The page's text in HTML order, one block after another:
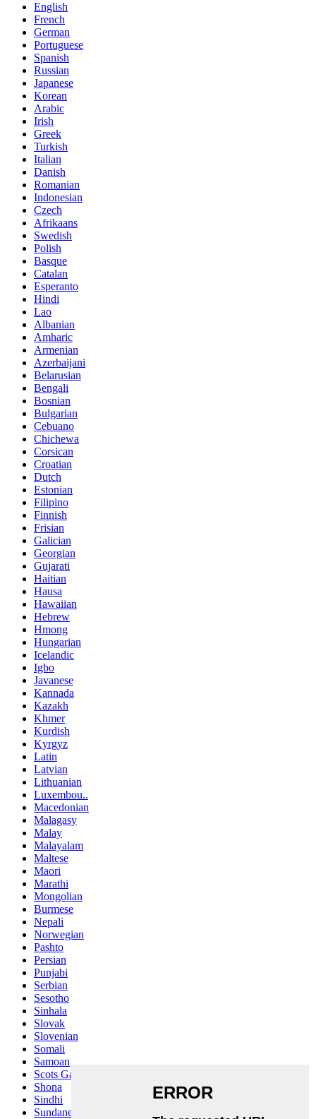
English
French
German
Portuguese
Spanish
Russian
Japanese
Korean
Arabic
Irish
Greek
Turkish
Italian
Danish
Romanian
Indonesian
Czech
Afrikaans
Swedish
Polish
Basque
Catalan
Esperanto
Hindi
Lao
Albanian
Amharic
Armenian
Azerbaijani
Belarusian
Bengali
Bosnian
Bulgarian
Cebuano
Chichewa
Corsican
Croatian
Dutch
Estonian
Filipino
Finnish
Frisian
Galician
Georgian
Gujarati
Haitian
Hausa
Hawaiian
Hebrew
Hmong
Hungarian
Icelandic
Igbo
Javanese
Kannada
Kazakh
Khmer
Kurdish
Kyrgyz
Latin
Latvian
Lithuanian
Luxembou..
Macedonian
Malagasy
Malay
Malayalam
Maltese
Maori
Marathi
Mongolian
Burmese
Nepali
Norwegian
Pashto
Persian
Punjabi
Serbian
Sesotho
Sinhala
Slovak
Slovenian
Somali
Samoan
Scots Gaelic
Shona
Sindhi
Sundanese